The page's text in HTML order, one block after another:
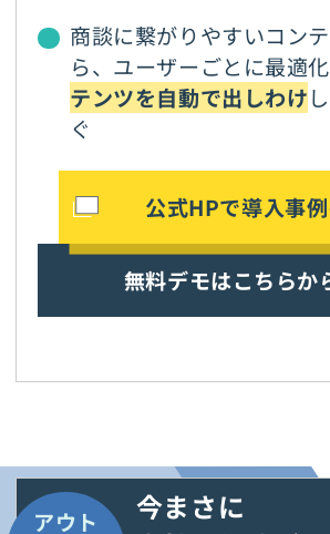
商談に繋がりやすいコン
ら、ユーザーごとに最適
テンツを自動で出しわけ
ぐ
公式HPで導入事
無料デモはこちらか
アウト
今まさに